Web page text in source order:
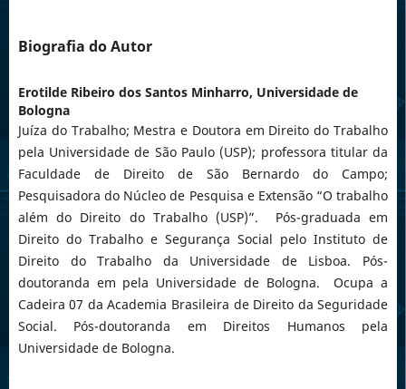
Biografia do Autor
Erotilde Ribeiro dos Santos Minharro, Universidade de
Bologna
Juíza do Trabalho; Mestra e Doutora em Direito do Trabalho
pela Universidade de São Paulo (USP); professora titular da
Faculdade de Direito de São Bernardo do Campo;
Pesquisadora do Núcleo de Pesquisa e Extensão “O trabalho
além do Direito do Trabalho (USP)”. Pós-graduada em
Direito do Trabalho e Segurança Social pelo Instituto de
Direito do Trabalho da Universidade de Lisboa. Pós-
doutoranda em pela Universidade de Bologna. Ocupa a
Cadeira 07 da Academia Brasileira de Direito da Seguridade
Social. Pós-doutoranda em Direitos Humanos pela
Universidade de Bologna.